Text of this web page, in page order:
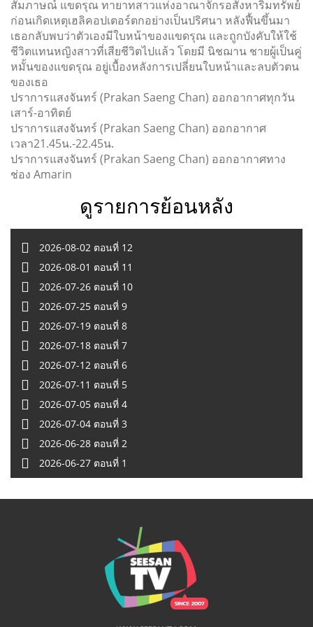
สัมภาษณ์ แขดรุณ ทายาทสาวแห่งอาณาจักรอสังหาริมทรัพย์
ก่อนเกิดเหตุเฮลิคอปเตอร์ตกอย่างเป็นปริศนา หลังฟื้นขึ้นมา
เธอกลับพบว่าตัวเองมีใบหน้าของแขดรุณ และถูกบังคับให้ใช้
ชีวิตแทนหญิงสาวที่เสียชีวิตไปแล้ว โดยมี นิชฌาน ชายผู้เป็นคู่
หมั้นของแขดรุณ อยู่เบื้องหลังการเปลี่ยนใบหน้าและลบตัวตน
ของเธอ
ปราการแสงจันทร์ (Prakan Saeng Chan) ออกอากาศทุกวัน
เสาร์-อาทิตย์
ปราการแสงจันทร์ (Prakan Saeng Chan) ออกอากาศ
เวลา21.45น.-22.45น.
ปราการแสงจันทร์ (Prakan Saeng Chan) ออกอากาศทาง
ช่อง Amarin
ดูรายการย้อนหลัง
2026-08-02 ตอนที่ 12
2026-08-01 ตอนที่ 11
2026-07-26 ตอนที่ 10
2026-07-25 ตอนที่ 9
2026-07-19 ตอนที่ 8
2026-07-18 ตอนที่ 7
2026-07-12 ตอนที่ 6
2026-07-11 ตอนที่ 5
2026-07-05 ตอนที่ 4
2026-07-04 ตอนที่ 3
2026-06-28 ตอนที่ 2
2026-06-27 ตอนที่ 1